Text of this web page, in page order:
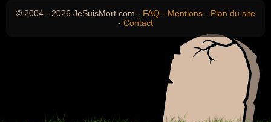
© 2004 - 2026 JeSuisMort.com - FAQ - Mentions - Plan du site
- Contact